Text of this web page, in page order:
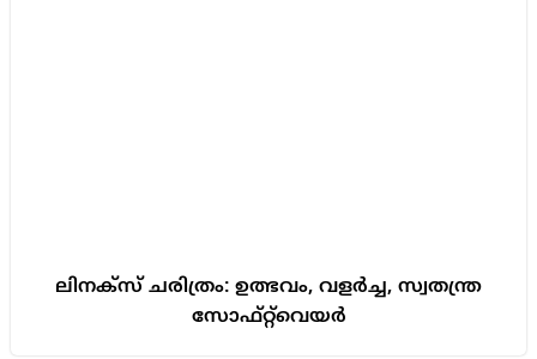
ലിനക്സ് ചരിത്രം: ഉത്ഭവം, വളർച്ച, സ്വതന്ത്ര
സോഫ്റ്റ്‌വെയർ